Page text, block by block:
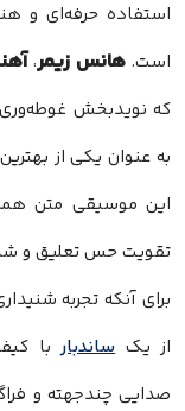
استفاده حرفه‌ای و
است. هانس زیمر،
به عنوان یکی از
این موسیقی متن
تقویت حس تعلیق و
از یکساندباربا
صدایی چندجهته و